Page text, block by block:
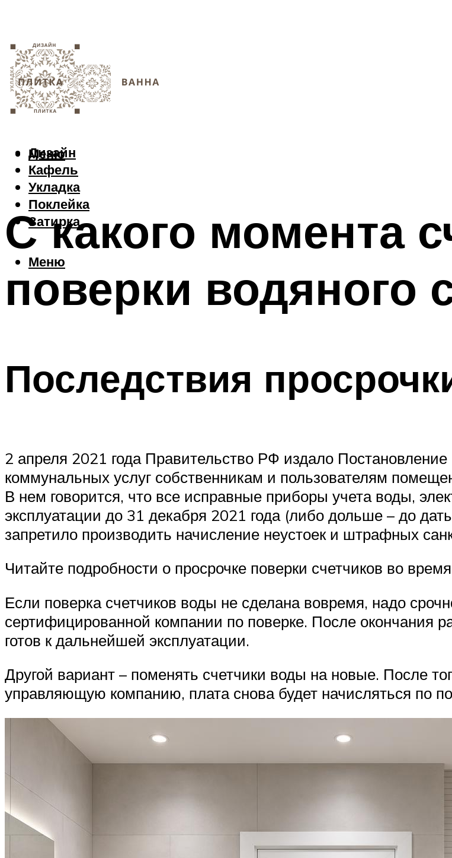
Дизайн
Кафель
Укладка
Поклейка
Затирка
Меню
Меню
С какого момента
поверки водяного
Последствия
2 апреля 2021 года Правительство РФ издало
коммунальных услуг собственникам и пользователям
В нем говорится, что все исправные приборы учета воды,
эксплуатации до 31 декабря 2021 года (либо дольше – до
запретило производить начисление неустоек и штрафных
Читайте подробности о просрочке поверки счетчиков во
Если поверка счетчиков воды не сделана вовремя, надо
сертифицированной компании по поверке. После окончания
готов к дальнейшей эксплуатации.
Другой вариант – поменять счетчики воды на новые. После
управляющую компанию, плата снова будет начисляться по